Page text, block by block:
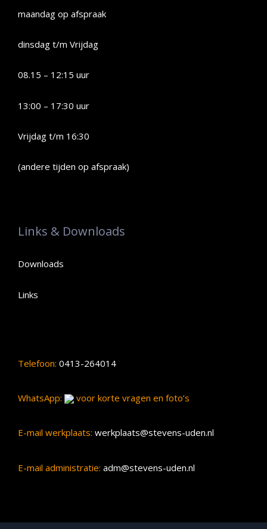
maandag op afspraak
dinsdag t/m Vrijdag
08.15 – 12:15 uur
13:00 – 17:30 uur
Vrijdag t/m 16:30
(andere tijden op afspraak)
Links & Downloads
Downloads
Links
Telefoon: 0413-264014
WhatsApp: voor korte vragen en foto’s
E-mail werkplaats: werkplaats@stevens-uden.nl
E-mail administratie: adm@stevens-uden.nl